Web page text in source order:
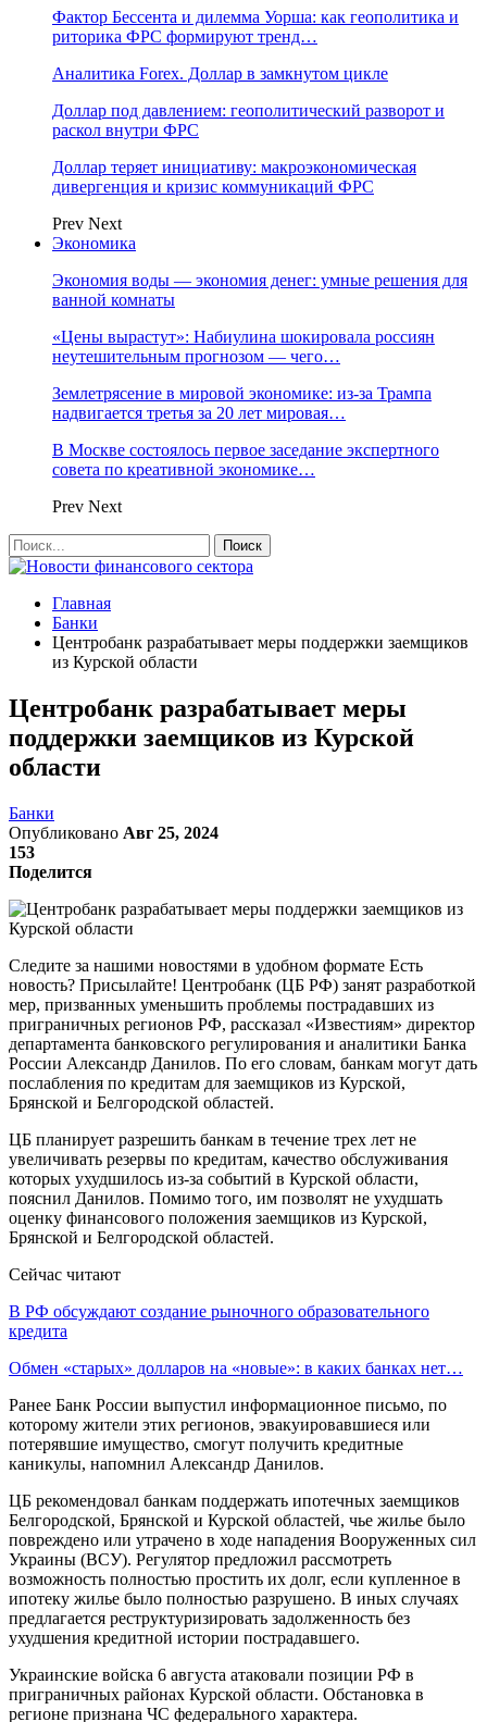
Фактор Бессента и дилемма Уорша: как геополитика и
риторика ФРС формируют тренд…
Аналитика Forex. Доллар в замкнутом цикле
Доллар под давлением: геополитический разворот и
раскол внутри ФРС
Доллар теряет инициативу: макроэкономическая
дивергенция и кризис коммуникаций ФРС
Prev Next
Экономика
Экономия воды — экономия денег: умные решения для
ванной комнаты
«Цены вырастут»: Набиулина шокировала россиян
неутешительным прогнозом — чего…
Землетрясение в мировой экономике: из-за Трампа
надвигается третья за 20 лет мировая…
В Москве состоялось первое заседание экспертного
совета по креативной экономике…
Prev Next
Главная
Банки
Центробанк разрабатывает меры поддержки заемщиков
из Курской области
Центробанк разрабатывает меры
поддержки заемщиков из Курской
области
Банки
Опубликовано Авг 25, 2024
153
Поделится
Следите за нашими новостями в удобном формате Есть
новость? Присылайте! Центробанк (ЦБ РФ) занят разработкой
мер, призванных уменьшить проблемы пострадавших из
приграничных регионов РФ, рассказал «Известиям» директор
департамента банковского регулирования и аналитики Банка
России Александр Данилов. По его словам, банкам могут дать
послабления по кредитам для заемщиков из Курской,
Брянской и Белгородской областей.
ЦБ планирует разрешить банкам в течение трех лет не
увеличивать резервы по кредитам, качество обслуживания
которых ухудшилось из-за событий в Курской области,
пояснил Данилов. Помимо того, им позволят не ухудшать
оценку финансового положения заемщиков из Курской,
Брянской и Белгородской областей.
Сейчас читают
В РФ обсуждают создание рыночного образовательного
кредита
Обмен «старых» долларов на «новые»: в каких банках нет…
Ранее Банк России выпустил информационное письмо, по
которому жители этих регионов, эвакуировавшиеся или
потерявшие имущество, смогут получить кредитные
каникулы, напомнил Александр Данилов.
ЦБ рекомендовал банкам поддержать ипотечных заемщиков
Белгородской, Брянской и Курской областей, чье жилье было
повреждено или утрачено в ходе нападения Вооруженных сил
Украины (ВСУ). Регулятор предложил рассмотреть
возможность полностью простить их долг, если купленное в
ипотеку жилье было полностью разрушено. В иных случаях
предлагается реструктуризировать задолженность без
ухудшения кредитной истории пострадавшего.
Украинские войска 6 августа атаковали позиции РФ в
приграничных районах Курской области. Обстановка в
регионе признана ЧС федерального характера.